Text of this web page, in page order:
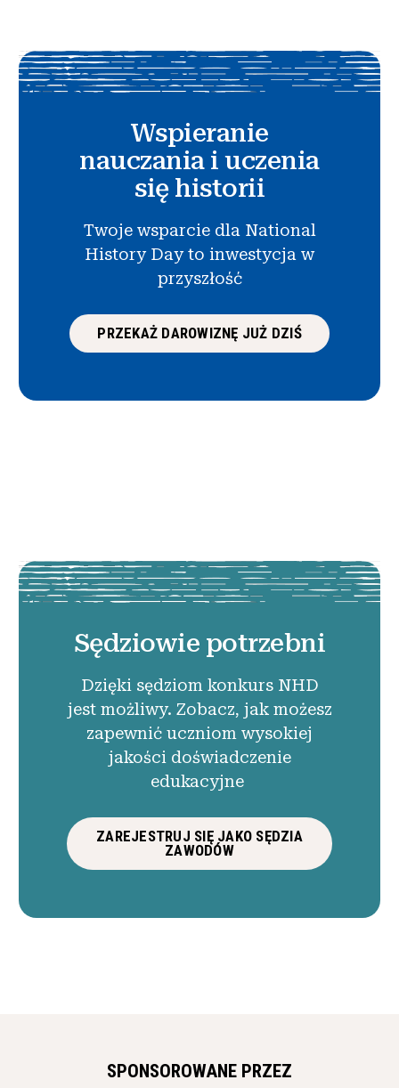
Wspieranie
nauczania i uczenia
się historii
Twoje wsparcie dla National
History Day to inwestycja w
przyszłość
PRZEKAŻ DAROWIZNĘ JUŻ DZIŚ
Sędziowie potrzebni
Dzięki sędziom konkurs NHD
jest możliwy. Zobacz, jak możesz
zapewnić uczniom wysokiej
jakości doświadczenie
edukacyjne
ZAREJESTRUJ SIĘ JAKO SĘDZIA
ZAWODÓW
SPONSOROWANE PRZEZ